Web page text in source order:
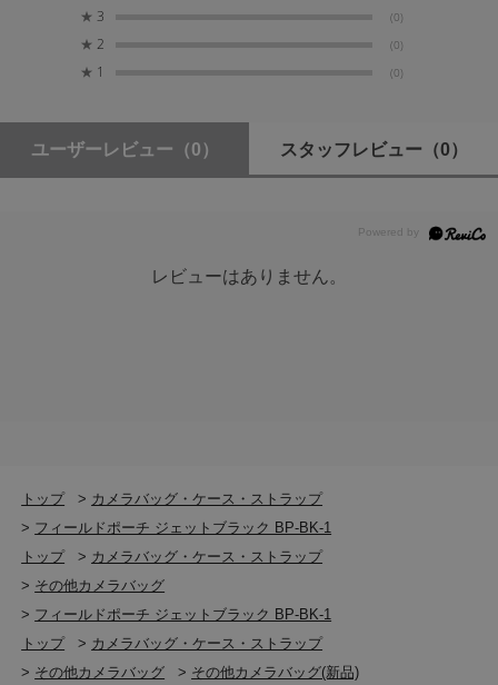
★ 3 (0)
★ 2 (0)
★ 1 (0)
ユーザーレビュー （0） スタッフレビュー （0）
レビューはありません。
トップ > カメラバッグ・ケース・ストラップ
> フィールドポーチ ジェットブラック BP-BK-1
トップ
> カメラバッグ・ケース・ストラップ
> その他カメラバッグ
> フィールドポーチ ジェットブラック BP-BK-1
トップ
> カメラバッグ・ケース・ストラップ
> その他カメラバッグ > その他カメラバッグ(新品)